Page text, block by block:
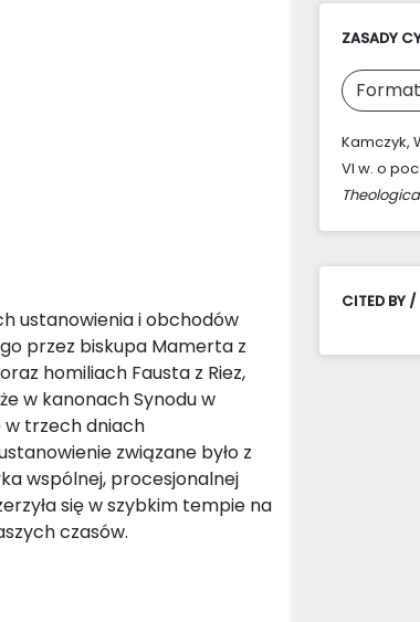
ustanowienia i obchodów
przez biskupa Mamerta z
homiliach Fausta z Riez,
w kanonach Synodu w
w trzech dniach
związane było z
wspólnej, procesjonalnej
się w szybkim tempie na
czasów.
ZASADY
Kamczyk,
VI w. o
Theologica
CITED BY /